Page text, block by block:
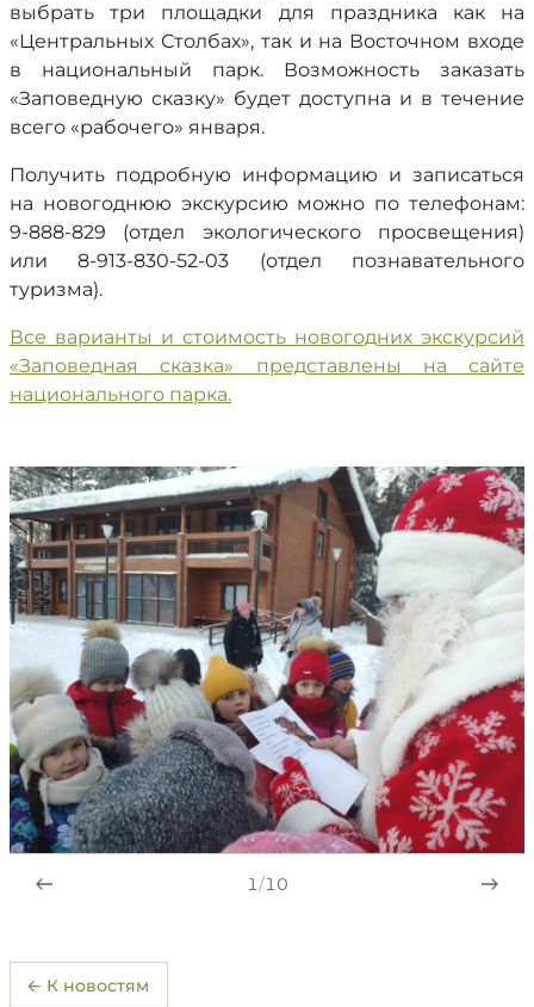
выбрать три площадки для праздника как на
«Центральных Столбах», так и на Восточном входе
в национальный парк. Возможность заказать
«Заповедную сказку» будет доступна и в течение
всего «рабочего» января.
Получить подробную информацию и записаться
на новогоднюю экскурсию можно по телефонам:
9-888-829 (отдел экологического просвещения)
или 8-913-830-52-03 (отдел познавательного
туризма).
Все варианты и стоимость новогодних экскурсий
«Заповедная сказка» представлены на сайте
национального парка.
1/10
← К новостям